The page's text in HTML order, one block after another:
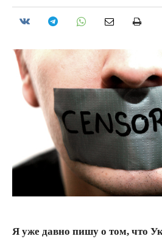
Я уже давно пишу о том, что